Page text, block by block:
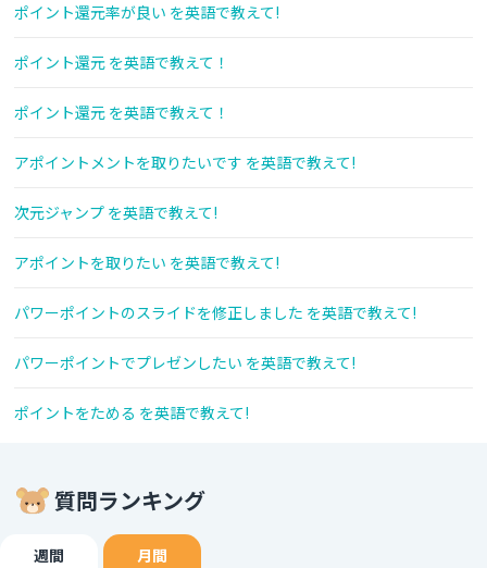
ポイント還元率が良い を英語で教えて!
ポイント還元 を英語で教えて！
ポイント還元 を英語で教えて！
アポイントメントを取りたいです を英語で教えて!
次元ジャンプ を英語で教えて!
アポイントを取りたい を英語で教えて!
パワーポイントのスライドを修正しました を英語で教えて!
パワーポイントでプレゼンしたい を英語で教えて!
ポイントをためる を英語で教えて!
質問ランキング
週間 月間